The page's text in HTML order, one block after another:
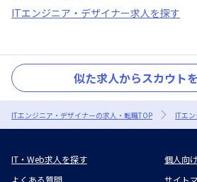
ITエンジニア・デザイナー求人を探す
似た求人からスカウト
ITエンジニア・デザイナーの求人・転職TOP ITエ
IT・Web求人を探す
個人向
よくある質問
サイト